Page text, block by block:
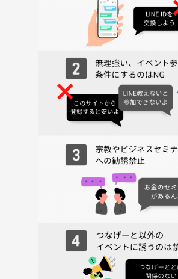
ましょうというカフェ会です♪
地球で起きている事の真相を知りたい方、親か
えてくれないお金の話、等々のお話をしませんか
興味がある方ならどなたでもご参加いただけま
普通の交流会・イベントに飽きた方、女性1人
しくない初めての方も丁寧にご案内＆解説しま
・とにかく都市伝説が好きでやりすぎ都市伝
の動画をよく見ている！
・詳しくは無いけど都市伝説に興味がある！
・都市伝説を知って友達に自慢したい！
・世界の真実を知りたい！考察したい！
・なんか面白そうだから！
・趣味関心の合う友達や知り合いが欲しい！
・普通のイベント・交流会に行き飽きた！